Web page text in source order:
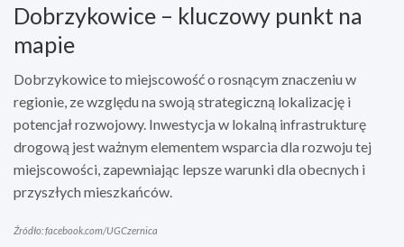
Dobrzykowice – kluczowy punkt na
mapie
Dobrzykowice to miejscowość o rosnącym znaczeniu w
regionie, ze względu na swoją strategiczną lokalizację i
potencjał rozwojowy. Inwestycja w lokalną infrastrukturę
drogową jest ważnym elementem wsparcia dla rozwoju tej
miejscowości, zapewniając lepsze warunki dla obecnych i
przyszłych mieszkańców.
Źródło: facebook.com/UGCzernica